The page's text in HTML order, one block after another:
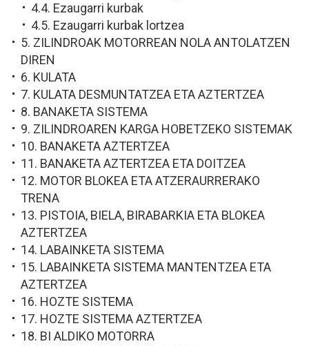
4.4. Ezaugarri kurbak
4.5. Ezaugarri kurbak lortzea
5. ZILINDROAK MOTORREAN NOLA ANTOLATZEN
DIREN
6. KULATA
7. KULATA DESMUNTATZEA ETA AZTERTZEA
8. BANAKETA SISTEMA
9. ZILINDROAREN KARGA HOBETZEKO SISTEMAK
10. BANAKETA AZTERTZEA
11. BANAKETA AZTERTZEA ETA DOITZEA
12. MOTOR BLOKEA ETA ATZERAURRERAKO
TRENA
13. PISTOIA, BIELA, BIRABARKIA ETA BLOKEA
AZTERTZEA
14. LABAINKETA SISTEMA
15. LABAINKETA SISTEMA MANTENTZEA ETA
AZTERTZEA
16. HOZTE SISTEMA
17. HOZTE SISTEMA AZTERTZEA
18. BI ALDIKO MOTORRA